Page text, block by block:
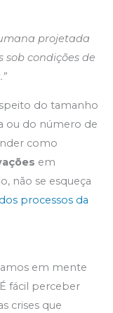
projetada
sob condições de
do tamanho
ou do número de
como
em
não se esqueça
processos da
em mente
É fácil perceber
crises que